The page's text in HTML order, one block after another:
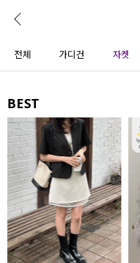
로그인
콘텐츠 리뷰 & 혜택
CATEGORY
도착보장⚡
인플루언서 pick!
신상 5%
전체 가디건 자켓
BEST